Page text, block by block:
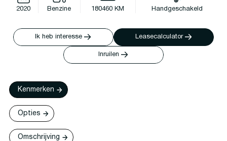
2020 Benzine 180460 KM Handgeschakeld
Ik heb interesse Leasecalculator
Inruilen
Kenmerken
Opties
Omschrijving